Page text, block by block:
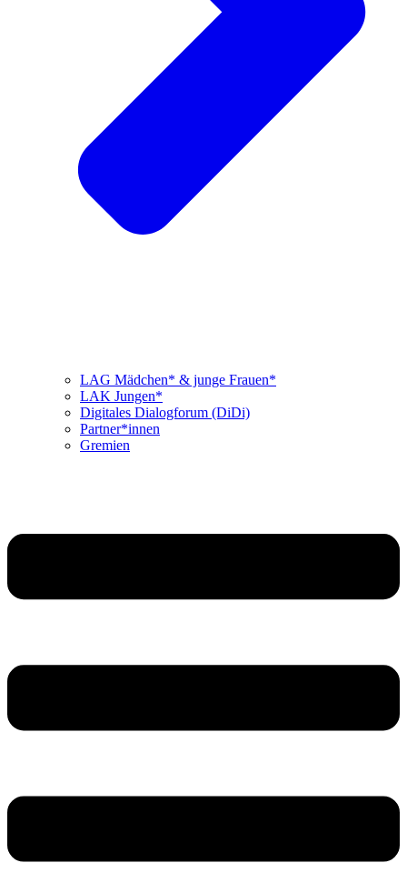
LAG Mädchen* & junge Frauen*
LAK Jungen*
Digitales Dialogforum (DiDi)
Partner*innen
Gremien